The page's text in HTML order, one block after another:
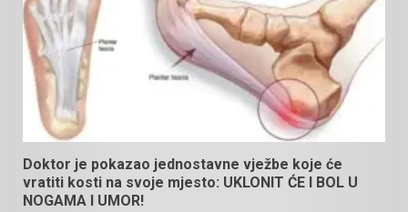
Doktor je pokazao jednostavne vježbe koje će
vratiti kosti na svoje mjesto: UKLONIT ĆE I BOL U
NOGAMA I UMOR!